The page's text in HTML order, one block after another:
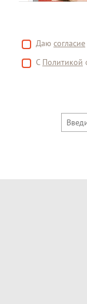
Даю согласие
С Политикой